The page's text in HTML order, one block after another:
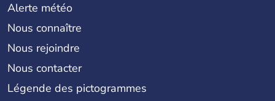
Alerte météo
Nous connaître
Nous rejoindre
Nous contacter
Légende des pictogrammes